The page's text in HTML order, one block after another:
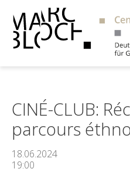
CINÉ-CLUB:
parcours
18.06.2024
19:00